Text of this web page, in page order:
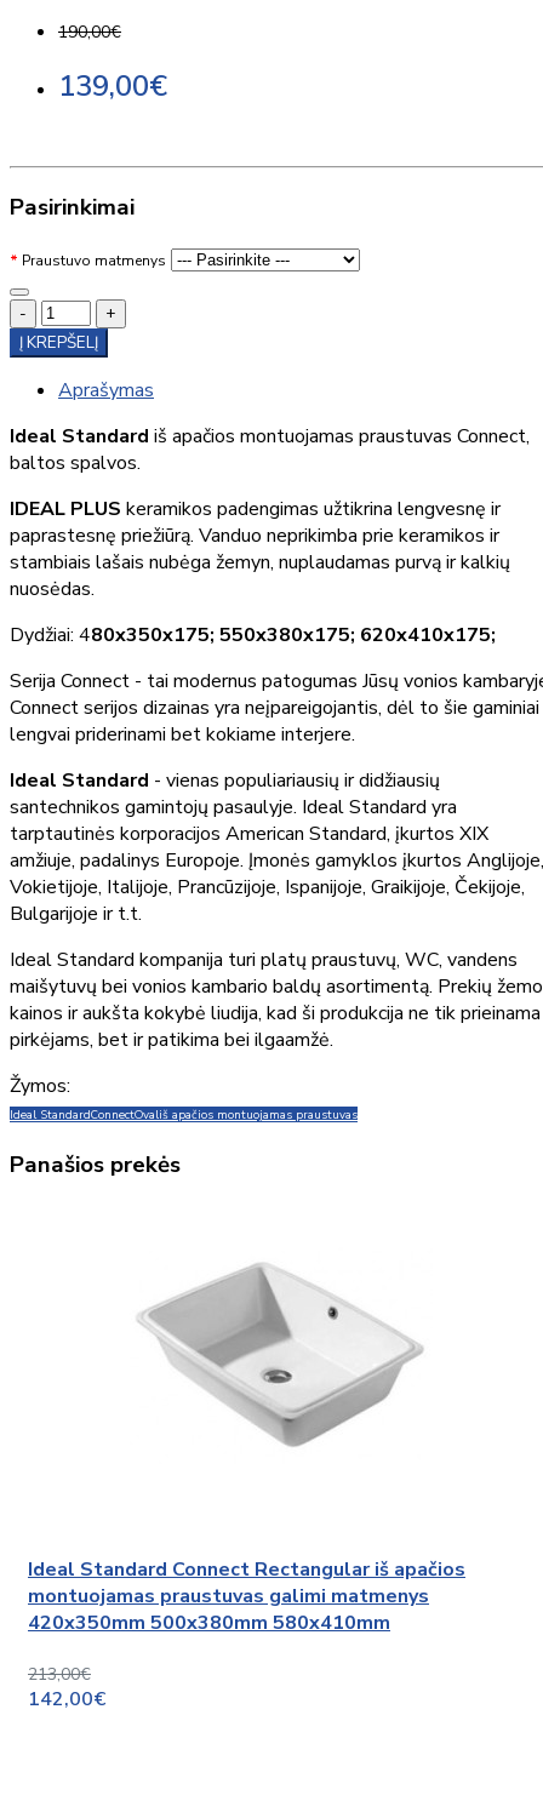
190,00€
139,00€
Pasirinkimai
Praustuvo matmenys
-
+
Į KREPŠELĮ
Aprašymas
Ideal Standard iš apačios montuojamas praustuvas Connect,
baltos spalvos.
IDEAL PLUS keramikos padengimas užtikrina lengvesnę ir
paprastesnę priežiūrą. Vanduo neprikimba prie keramikos ir
stambiais lašais nubėga žemyn, nuplaudamas purvą ir kalkių
nuosėdas.
Dydžiai: 480x350x175; 550x380x175; 620x410x175;
Serija Connect - tai modernus patogumas Jūsų vonios
Connect serijos dizainas yra neįpareigojantis, dėl to šie gaminiai
lengvai priderinami bet kokiame interjere.
Ideal Standard - vienas populiariausių ir didžiausių
santechnikos gamintojų pasaulyje. Ideal Standard yra
tarptautinės korporacijos American Standard, įkurtos XIX
amžiuje, padalinys Europoje. Įmonės gamyklos įkurtos Anglijoje,
Vokietijoje, Italijoje, Prancūzijoje, Ispanijoje, Graikijoje, Čekijoje,
Bulgarijoje ir t.t.
Ideal Standard kompanija turi platų praustuvų, WC, vandens
maišytuvų bei vonios kambario baldų asortimentą. Prekių
kainos ir aukšta kokybė liudija, kad ši produkcija ne tik prieinama
pirkėjams, bet ir patikima bei ilgaamžė.
Žymos:
Ideal StandardConnectOvališ apačios montuojamas praustuvas
Panašios prekės
Ideal Standard Connect Rectangular iš apačios
montuojamas praustuvas galimi matmenys
420x350mm 500x380mm 580x410mm
213,00€
142,00€